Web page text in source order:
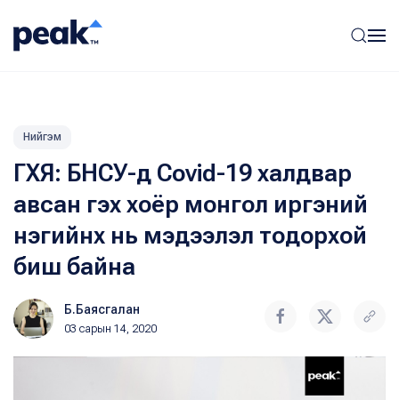
Нийгэм
ГХЯ: БНСУ-д Covid-19 халдвар
авсан гэх хоёр монгол иргэний
нэгийнх нь мэдээлэл тодорхой
биш байна
Б.Баясгалан
03 сарын 14, 2020